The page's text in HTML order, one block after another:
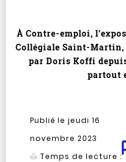
À Contre-emploi,
Collégiale Saint-Martin,
par Doris Koffi
partout
Publié le jeudi 16
novembre 2023
Temps de lecture :